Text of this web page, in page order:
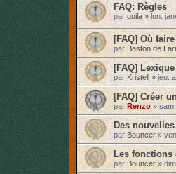
FAQ: Règles
par guila »lun.
[FAQ] Où
par Baston de
[FAQ] Lexique
par Kristell » jeu.
[FAQ] Créer
par Renzo »
Des
par Bouncer »
Les fonctions
par Bouncer »